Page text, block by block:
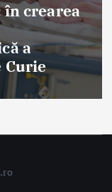
crearea
a
Curie